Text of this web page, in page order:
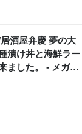
酒屋弁慶 夢の大
漬け丼と海鮮ラー
ました。 - メガネ